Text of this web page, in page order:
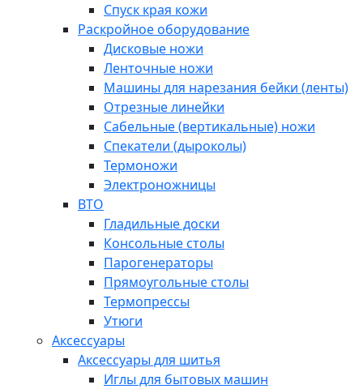
Спуск края кожи
Раскройное оборудование
Дисковые ножи
Ленточные ножи
Машины для нарезания бейки (ленты)
Отрезные линейки
Сабельные (вертикальные) ножи
Спекатели (дыроколы)
Термоножи
Электроножницы
ВТО
Гладильные доски
Консольные столы
Парогенераторы
Прямоугольные столы
Термопрессы
Утюги
Аксессуары
Аксессуары для шитья
Иглы для бытовых машин